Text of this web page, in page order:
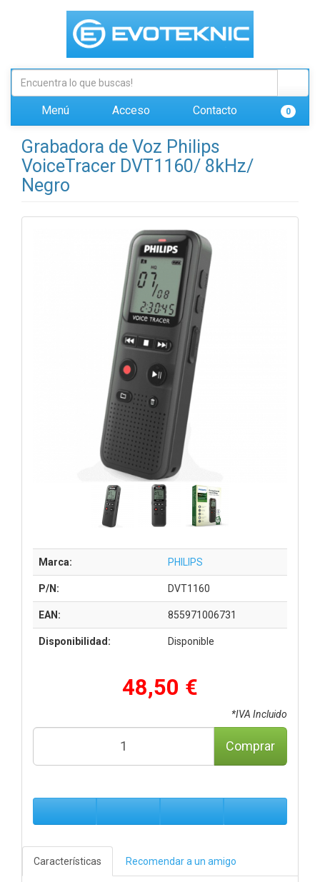
Menú Acceso Contacto 0
Grabadora de Voz Philips
VoiceTracer DVT1160/ 8kHz/
Negro
Marca: PHILIPS
P/N: DVT1160
EAN: 855971006731
Disponibilidad: Disponible
48,50 €
*IVA Incluido
Comprar
Características Recomendar a un amigo